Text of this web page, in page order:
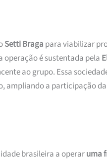
Setti Braga para viabilizar
é sustentada pela
ao grupo. Essa
ampliando a participação
brasileira a operaruma